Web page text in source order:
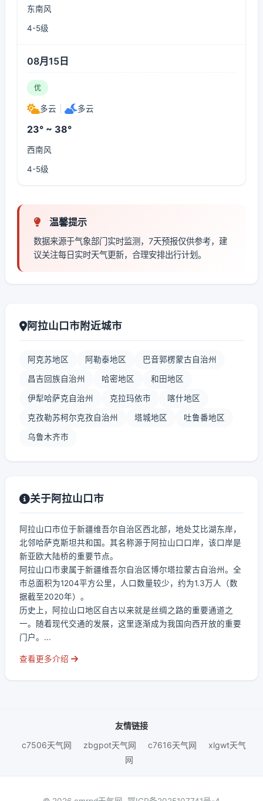
东南风
4-5级
08月15日
优
多云 多云
23° ~ 38°
西南风
4-5级
温馨提示
数据来源于气象部门实时监测，7天预报仅供参考，建
议关注每日实时天气更新，合理安排出行计划。
阿拉山口市附近城市
阿克苏地区 阿勒泰地区 巴音郭楞蒙古自治州
昌吉回族自治州 哈密地区 和田地区
伊犁哈萨克自治州 克拉玛依市 喀什地区
克孜勒苏柯尔克孜自治州 塔城地区 吐鲁番地区
乌鲁木齐市
关于阿拉山口市
阿拉山口市位于新疆维吾尔自治区西北部，地处艾比湖东岸，
北邻哈萨克斯坦共和国。其名称源于阿拉山口口岸，该口岸是
新亚欧大陆桥的重要节点。
阿拉山口市隶属于新疆维吾尔自治区博尔塔拉蒙古自治州。全
市总面积为1204平方公里，人口数量较少，约为1.3万人（数
据截至2020年）。
历史上，阿拉山口地区自古以来就是丝绸之路的重要通道之
一。随着现代交通的发展，这里逐渐成为我国向西开放的重要
门户。...
查看更多介绍
友情链接
c7506天气网
zbgpot天气网 c7616天气网
xlgwt天气
网